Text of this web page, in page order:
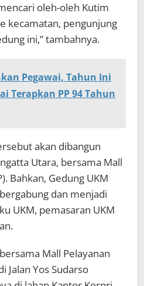
oleh-oleh Kutim
kecamatan, pengunjung
ini,” tambahnya.
Pegawai, Tahun Ini
Terapkan PP 94 Tahun
akan dibangun
Utara, bersama Mall
Bahkan, Gedung UKM
dan menjadi
UKM, pemasaran UKM
Mall Pelayanan
Jalan Yos Sudarso